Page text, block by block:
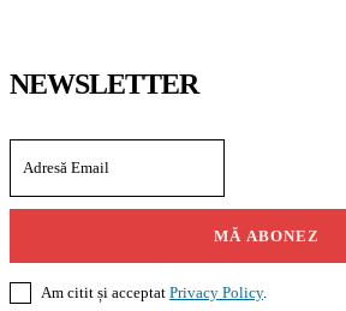
NEWSLETTER
MĂ ABONEZ
Am citit și acceptat Privacy Policy.